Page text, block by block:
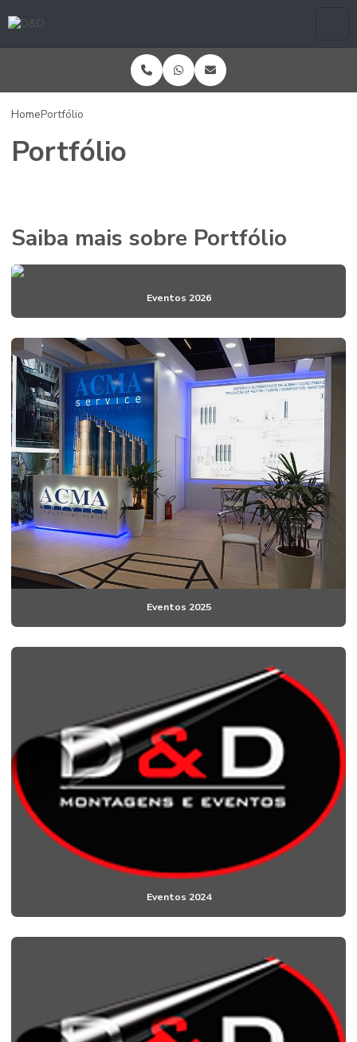
HomePortfólio
Portfólio
Saiba mais sobre Portfólio
Eventos 2026
Eventos 2025
Eventos 2024